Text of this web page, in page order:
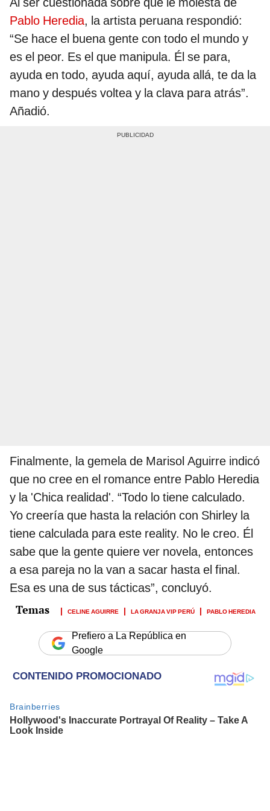
Pablo Heredia, la artista peruana respondió:
“Se hace el buena gente con todo el mundo y
es el peor. Es el que manipula. Él se para,
ayuda en todo, ayuda aquí, ayuda allá, te da la
mano y después voltea y la clava para atrás”.
Añadió.
Finalmente, la gemela de Marisol Aguirre indicó
que no cree en el romance entre Pablo Heredia
y la 'Chica realidad'. “Todo lo tiene calculado.
Yo creería que hasta la relación con Shirley la
tiene calculada para este reality. No le creo. Él
sabe que la gente quiere ver novela, entonces
a esa pareja no la van a sacar hasta el final.
Esa es una de sus tácticas”, concluyó.
CELINE AGUIRRE LA GRANJA VIP PERÚ PABLO HEREDIA
Prefiero a La República en
Google